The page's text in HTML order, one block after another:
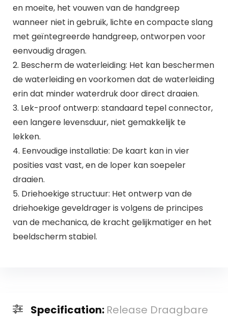
en moeite, het vouwen van de handgreep
wanneer niet in gebruik, lichte en compacte slang
met geïntegreerde handgreep, ontworpen voor
eenvoudig dragen.
2. Bescherm de waterleiding: Het kan beschermen
de waterleiding en voorkomen dat de waterleiding
erin dat minder waterdruk door direct draaien.
3. Lek-proof ontwerp: standaard tepel connector,
een langere levensduur, niet gemakkelijk te
lekken.
4. Eenvoudige installatie: De kaart kan in vier
posities vast vast, en de loper kan soepeler
draaien.
5. Driehoekige structuur: Het ontwerp van de
driehoekige geveldrager is volgens de principes
van de mechanica, de kracht gelijkmatiger en het
beeldscherm stabiel.
Specification: Release Draagbare